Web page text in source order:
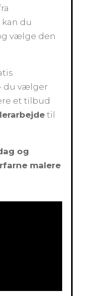
du
vælge den
du vælger
et tilbud
til
og
malere